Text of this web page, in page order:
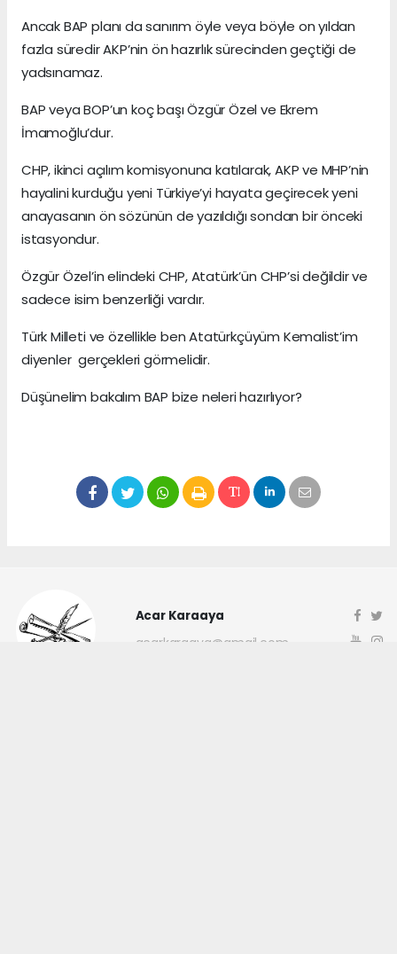
Ancak BAP planı da sanırım öyle veya böyle on yıldan
fazla süredir AKP’nin ön hazırlık sürecinden geçtiği de
yadsınamaz.
BAP veya BOP’un koç başı Özgür Özel ve Ekrem
İmamoğlu’dur.
CHP, ikinci açılım komisyonuna katılarak, AKP ve MHP’nin
hayalini kurduğu yeni Türkiye’yi hayata geçirecek yeni
anayasanın ön sözünün de yazıldığı sondan bir önceki
istasyondur.
Özgür Özel’in elindeki CHP, Atatürk’ün CHP’si değildir ve
sadece isim benzerliği vardır.
Türk Milleti ve özellikle ben Atatürkçüyüm Kemalist’im
diyenler gerçekleri görmelidir.
Düşünelim bakalım BAP bize neleri hazırlıyor?
Acar Karaaya
acarkaraaya@gmail.com